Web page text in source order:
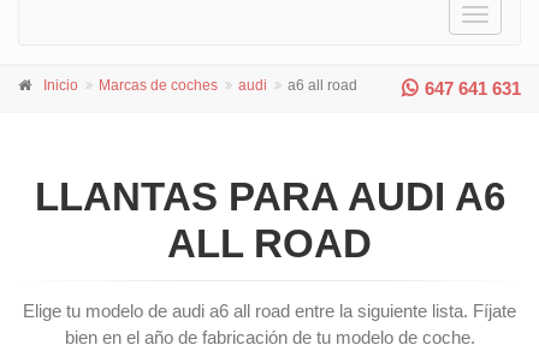
Toggle
647 641 631
Inicio Marcas de coches audi a6 all road
LLANTAS PARA AUDI A6
ALL ROAD
Elige tu modelo de audi a6 all road entre la siguiente lista. Fíjate
bien en el año de fabricación de tu modelo de coche.